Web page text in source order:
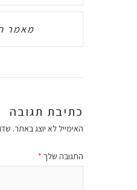
מאמר
כתיבת תגובה
האימייל לא יוצג באתר.
התגובה שלך *